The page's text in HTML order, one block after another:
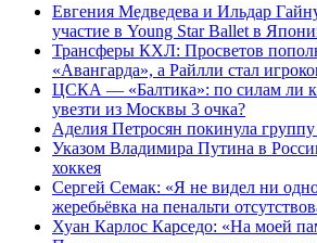
Евгения Медведева и Ильдар
участие в Young Star Ballet в
Трансферы КХЛ: Просветов
«Авангарда», а Райлли стал
ЦСКА — «Балтика»: по силам ли
увезти из Москвы 3 очка?
Аделия Петросян покинула
Указом Владимира Путина в
хоккея
Сергей Семак: «Я не видел ни
жеребьёвка на пенальти
Хуан Карлос Карседо: «На моей